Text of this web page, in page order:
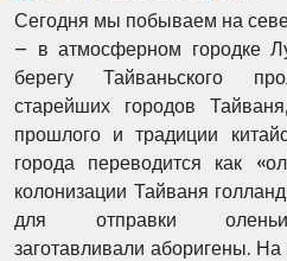
Сегодня мы побываем на
– в атмосферном городке
берегу Тайваньского
старейших городов
прошлого и традиции
города переводится как
колонизации Тайваня
для отправки
заготавливалиаборигены. На